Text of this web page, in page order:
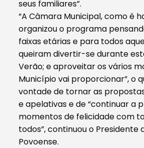
seus familiares”.
“A Câmara Municipal, como é
organizou o programa
faixas etárias e para todos
queiram divertir-se durante
Verão; e aproveitar os vários
Município vai proporcionar”, o
vontade de tornar as
e apelativas e de “continuar a
momentos de felicidade com
todos”, continuou o Presidente
Povoense.